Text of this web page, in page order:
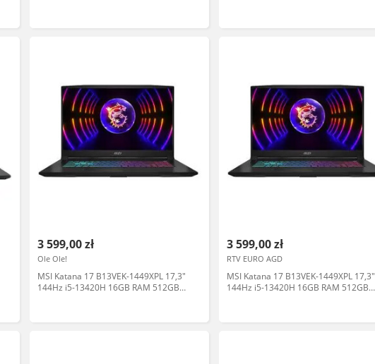
3 599,00 zł
Ole Ole!
MSI Katana 17 B13VEK-1449XPL 17,3"
144Hz i5-13420H 16GB RAM 512GB
3 599,00 zł
RTV EURO AGD
MSI Katana 17 B13VEK-1449XPL 17,3"
144Hz i5-13420H 16GB RAM 512GB